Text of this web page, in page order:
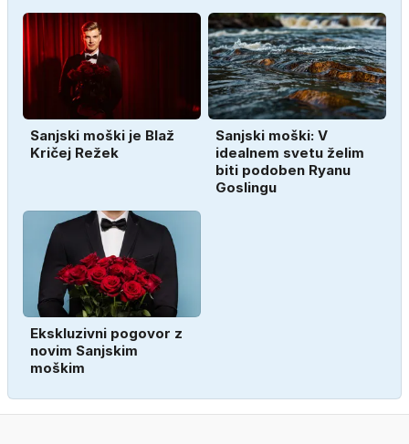
Sanjski moški je Blaž
Kričej Režek
Sanjski moški: V
idealnem svetu želim
biti podoben Ryanu
Goslingu
Ekskluzivni pogovor z
novim Sanjskim
moškim